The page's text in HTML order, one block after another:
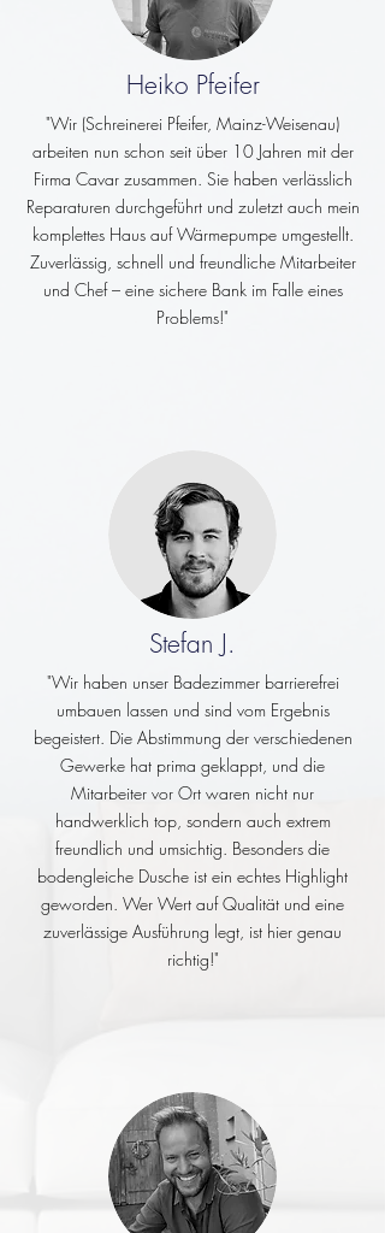
Heiko Pfeifer
"Wir (Schreinerei Pfeifer, Mainz-Weisenau)
arbeiten nun schon seit über 10 Jahren mit der
Firma Cavar zusammen. Sie haben verlässlich
Reparaturen durchgeführt und zuletzt auch mein
komplettes Haus auf Wärmepumpe umgestellt.
Zuverlässig, schnell und freundliche Mitarbeiter
und Chef – eine sichere Bank im Falle eines
Problems!"
Stefan J.
"Wir haben unser Badezimmer barrierefrei
umbauen lassen und sind vom Ergebnis
begeistert. Die Abstimmung der verschiedenen
Gewerke hat prima geklappt, und die
Mitarbeiter vor Ort waren nicht nur
handwerklich top, sondern auch extrem
freundlich und umsichtig. Besonders die
bodengleiche Dusche ist ein echtes Highlight
geworden. Wer Wert auf Qualität und eine
zuverlässige Ausführung legt, ist hier genau
richtig!"